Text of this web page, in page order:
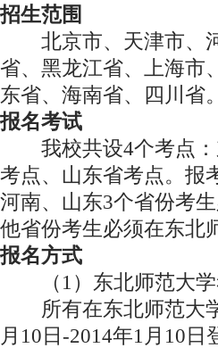
招生范围
北京市、天津市、河
省、黑龙江省、上海市
东省、海南省、四川省。
报名考试
我校共设4个考点：
考点、山东省考点。报
河南、山东3个省份考
他省份考生必须在东北
报名方式
（1）东北师范大学
所有在东北师范大学
月10日-2014年1月10